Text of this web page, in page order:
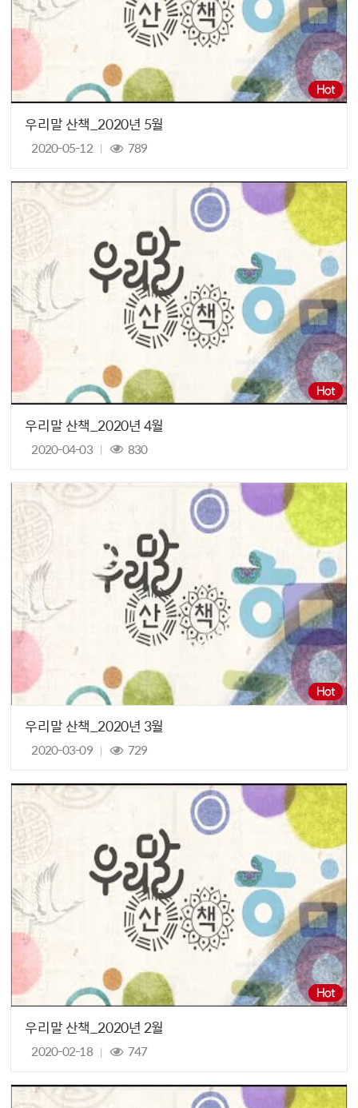
우리말 산책_2020년 5월
2020-05-12 789
우리말 산책_2020년 4월
2020-04-03 830
우리말 산책_2020년 3월
2020-03-09 729
우리말 산책_2020년 2월
2020-02-18 747